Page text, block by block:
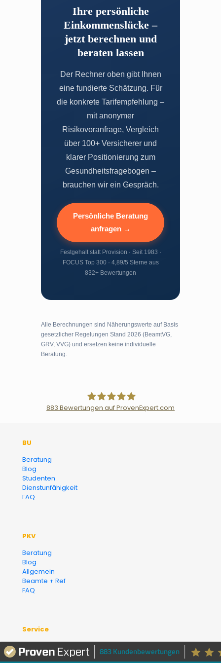
Ihre persönliche
Einkommenslücke –
jetzt berechnen und
beraten lassen
Der Rechner oben gibt Ihnen
eine fundierte Schätzung. Für
die konkrete Tarifempfehlung –
mit anonymer
Risikovoranfrage, Vergleich
über 100+ Versicherer und
klarer Positionierung zum
Gesundheitsfragebogen –
brauchen wir ein Gespräch.
Persönliche Beratung
anfragen →
Festgehalt statt Provision · Seit 1983 ·
FOCUS Top 300 · 4,89/5 Sterne aus
832+ Bewertungen
Alle Berechnungen sind Näherungswerte auf Basis
gesetzlicher Regelungen Stand 2026 (BeamtVG,
GRV, VVG) und ersetzen keine individuelle
Beratung.
883 Bewertungen auf ProvenExpert.com
BU
Beratung
Blog
Studenten
Dienstunfähigkeit
FAQ
PKV
Beratung
Blog
Allgemein
Beamte + Ref
FAQ
Service
Blog
Simplr
883 Kundenbewertungen